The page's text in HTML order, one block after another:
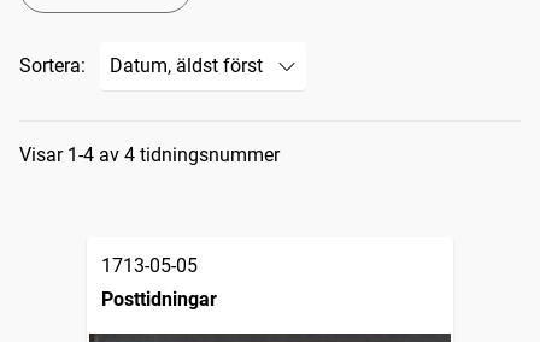
Sortera:
Sökresultat
Visar 1-4 av 4 tidningsnummer
1713-05-05
Posttidningar